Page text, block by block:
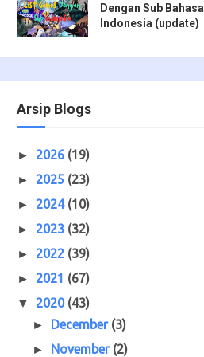
Dengan Sub Bahasa
Indonesia (update)
Arsip Blogs
► 2026 (19)
► 2025 (23)
► 2024 (10)
► 2023 (32)
► 2022 (39)
► 2021 (67)
▼ 2020 (43)
► December (3)
► November (2)